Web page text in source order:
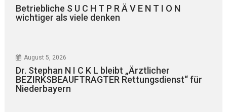
Betriebliche S U C H T P R Ä V E N T I O N
wichtiger als viele denken
August 5, 2026
Dr. Stephan N I C K L bleibt „Ärztlicher
BEZIRKSBEAUFTRAGTER Rettungsdienst“ für
Niederbayern